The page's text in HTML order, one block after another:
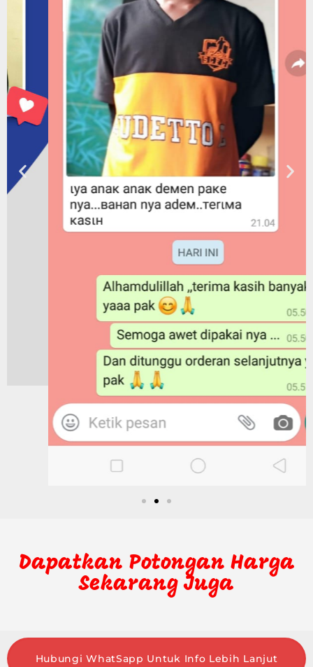
Dapatkan Potongan Harga
Sekarang Juga
Hubungi WhatSapp Untuk Info Lebih Lanjut